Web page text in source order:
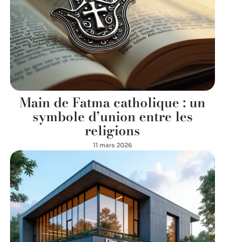
Main de Fatma catholique : un
symbole d’union entre les
religions
11 mars 2026